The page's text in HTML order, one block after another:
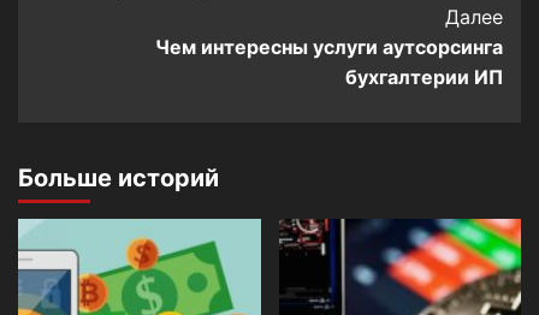
Далее
Чем интересны услуги аутсорсинга
бухгалтерии ИП
Больше историй